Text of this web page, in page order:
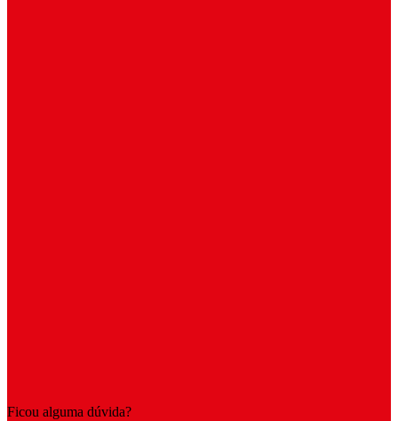
Ficou alguma dúvida?